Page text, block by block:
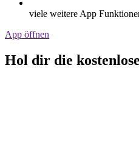
viele weitere App
App öffnen
Hol dir die